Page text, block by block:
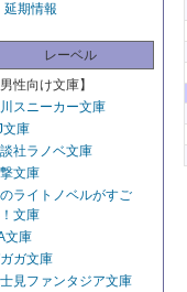
延期情報
レーベル
男性向け文庫】
スニーカー文庫
文庫
社ラノベ文庫
文庫
ライトノベルがすご
文庫
文庫
ガ文庫
見ファンタジア文庫